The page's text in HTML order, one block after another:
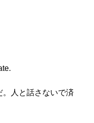
。人と話さないで済